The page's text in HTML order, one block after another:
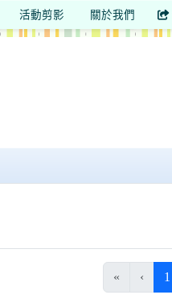
活動剪影 關於我們
« ‹ 1